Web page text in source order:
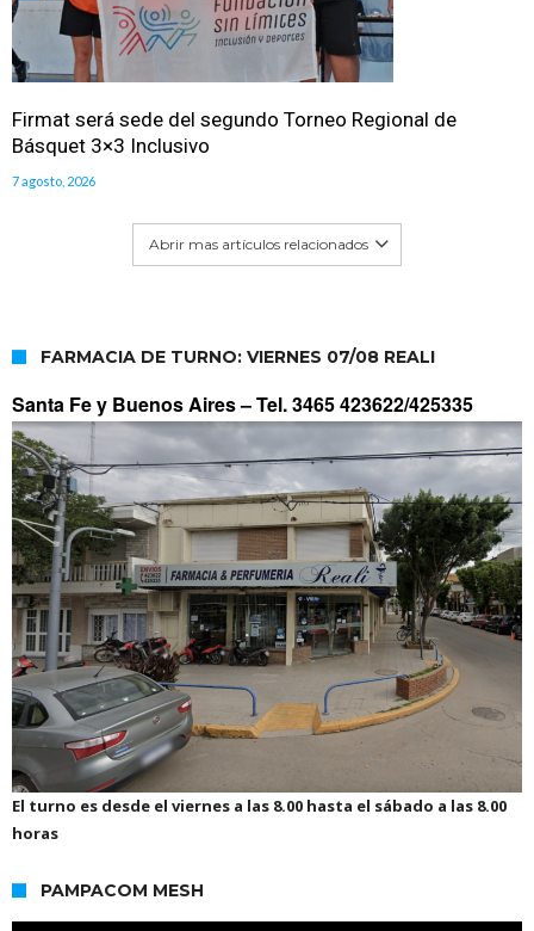
Firmat será sede del segundo Torneo Regional de
Básquet 3×3 Inclusivo
7 agosto, 2026
Abrir mas artículos relacionados
FARMACIA DE TURNO: VIERNES 07/08 REALI
Santa Fe y Buenos Aires –Tel. 3465 423622/425335
El turno es desde el viernes a las 8.00 hasta el sábado a las 8.00
horas
PAMPACOM MESH